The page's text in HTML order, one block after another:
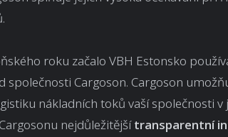
roku začalo VBH Estonsko
společnosti Cargoson. Cargoson
nákladních toků vaší společnosti
nejdůležitějšítransparentní